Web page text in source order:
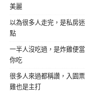
美麗
以為很多人走完，是私房
點
一半人沒吃過，是炸雞便
你吃
很多人來過都稱讚，入園
雞也是主打